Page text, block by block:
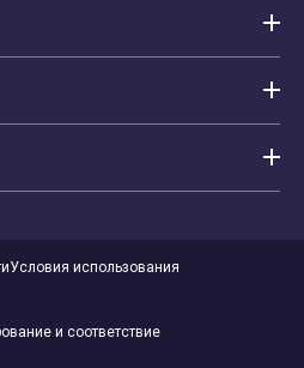
Условия использования
и соответствие